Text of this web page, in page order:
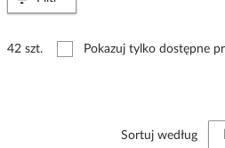
42 szt. Pokazuj tylko dostępne
Sortuj według